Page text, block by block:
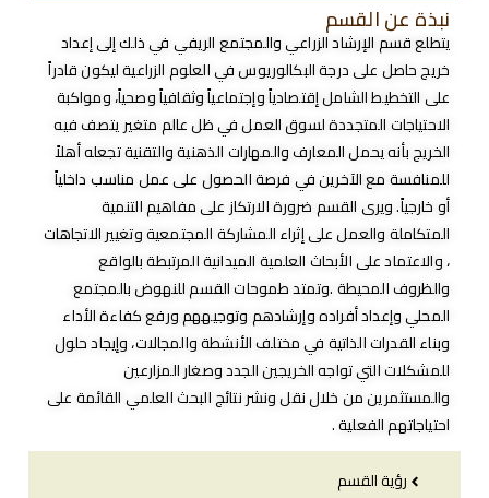
رؤية القسم
نبذة عن القسم
يتطلع قسم الإرشاد الزراعي والمجتمع الريفي في ذلك إلى إعداد
خريج حاصل على درجة البكالوريوس في العلوم الزراعية ليكون قادراً
على التخطيط الشامل إقتصادياً وإجتماعياً وثقافياً وصحياً، ومواكبة
الاحتياجات المتجددة لسوق العمل في ظل عالم متغير يتصف فيه
الخريج بأنه يحمل المعارف والمهارات الذهنية والتقنية تجعله أهلاً
للمنافسة مع الآخرين في فرصة الحصول على عمل مناسب داخلياً
أو خارجياً. ويرى القسم ضرورة الارتكاز على مفاهيم التنمية
المتكاملة والعمل على إثراء المشاركة المجتمعية وتغيير الاتجاهات
، والاعتماد على الأبحاث العلمية الميدانية المرتبطة بالواقع
والظروف المحيطة .وتمتد طموحات القسم للنهوض بالمجتمع
المحلي وإعداد أفراده وإرشادهم وتوجيههم ورفع كفاءة الأداء
وبناء القدرات الذاتية في مختلف الأنشطة والمجالات، وإيجاد حلول
للمشكلات التي تواجه الخريجين الجدد وصغار المزارعين
والمستثمرين من خلال نقل ونشر نتائج البحث العلمي القائمة على
احتياجاتهم الفعلية .